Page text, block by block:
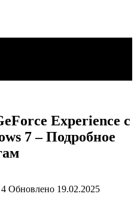
Experience с
7 – Подробное
4 Обновлено 19.02.2025